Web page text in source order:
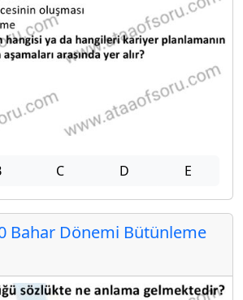
C D E
Bahar Dönemi Bütünleme